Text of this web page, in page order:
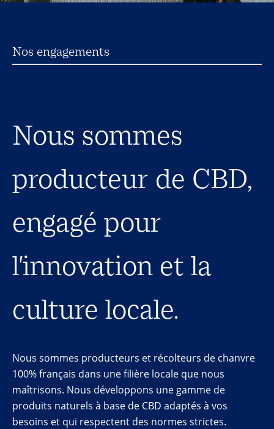
Nos engagements
Nous sommes
producteur de CBD,
engagé pour
l'innovation et la
culture locale.
Nous sommes producteurs et récolteurs de chanvre
100% français dans une filière locale que nous
maîtrisons. Nous développons une gamme de
produits naturels à base de CBD adaptés à vos
besoins et qui respectent des normes strictes.